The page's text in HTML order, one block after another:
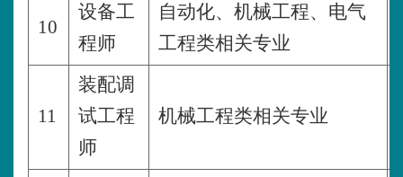
10
设备工
程师
自动化、机械工程、电气
工程类相关专业
11
装配调
试工程
师
机械工程类相关专业